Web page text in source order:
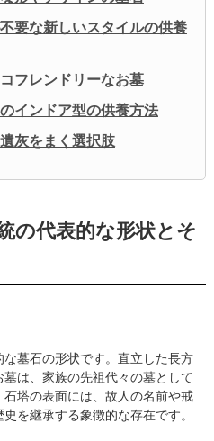
要な新しいスタイルの供養
フレンドリーなお墓
インドア型の供養方法
灰をまく選択肢
墓石の形状です。直立した長方
は、家族の先祖代々の墓として
塔の表面には、故人の名前や戒
を継承する象徴的な存在です。